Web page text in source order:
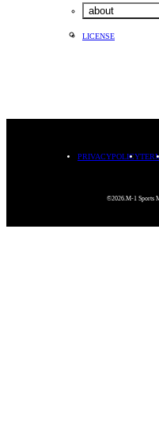
about
LICENSE
PRIVACYPOLICY
©2026.M-1 Sports